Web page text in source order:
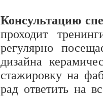
Консультацию
проходит
регулярно
дизайна
стажировку на
рад ответить на